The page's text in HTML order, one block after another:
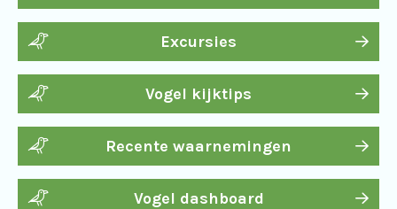
Excursies
Vogel kijktips
Recente waarnemingen
Vogel dashboard